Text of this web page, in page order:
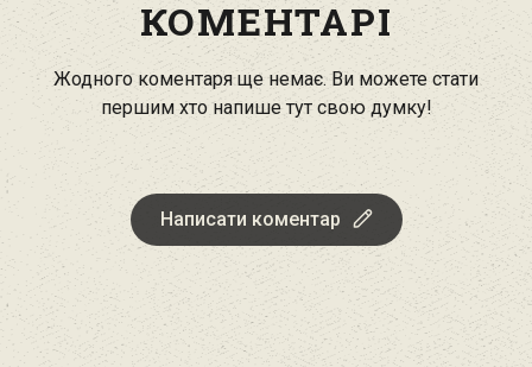
КОМЕНТАРІ
Жодного коментаря ще немає. Ви можете стати
першим хто напише тут свою думку!
Написати коментар